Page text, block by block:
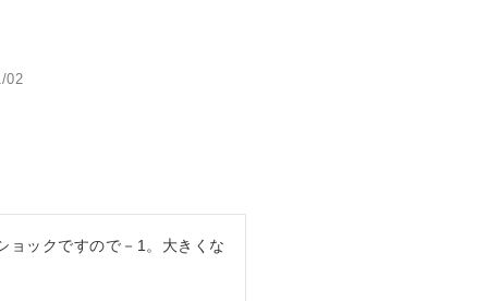
02
ョックですので－1。大きくな